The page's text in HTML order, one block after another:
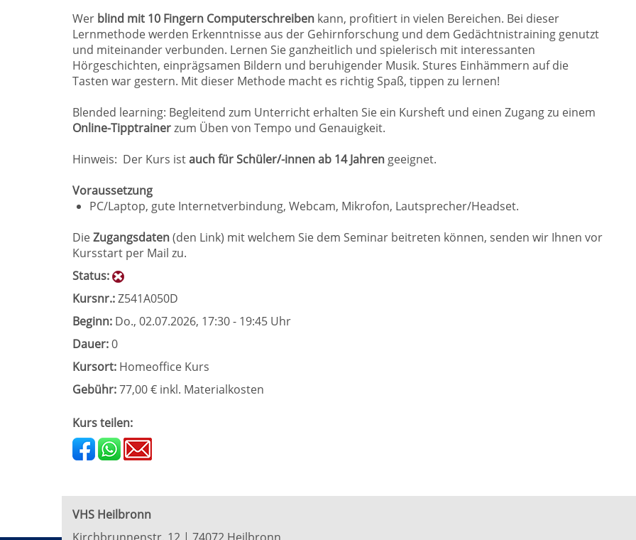
Wer blind mit 10 Fingern Computerschreiben kann, profitiert in vielen Bereichen. Bei dieser
Lernmethode werden Erkenntnisse aus der Gehirnforschung und dem Gedächtnistraining genutzt
und miteinander verbunden. Lernen Sie ganzheitlich und spielerisch mit interessanten
Hörgeschichten, einprägsamen Bildern und beruhigender Musik. Stures Einhämmern auf die
Tasten war gestern. Mit dieser Methode macht es richtig Spaß, tippen zu lernen!
Blended learning: Begleitend zum Unterricht erhalten Sie ein Kursheft und einen Zugang zu einem
Online-Tipptrainerzum Üben von Tempo und Genauigkeit.
Hinweis: Der Kurs istauch für Schüler/-innen ab 14 Jahren geeignet.
Voraussetzung
PC/Laptop, gute Internetverbindung, Webcam, Mikrofon, Lautsprecher/Headset.
DieZugangsdaten(den Link) mit welchem Sie dem Seminar beitreten können, senden wir Ihnen vor
Kursstart per Mail zu.
Status:
Kursnr.:Z541A050D
Beginn: Do., 02.07.2026, 17:30 - 19:45 Uhr
Dauer:0
Kursort: Homeoffice Kurs
Gebühr:77,00 € inkl. Materialkosten
Kurs teilen:
VHS Heilbronn